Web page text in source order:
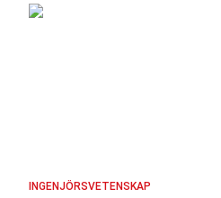
INGENJÖRSVETENSKAP